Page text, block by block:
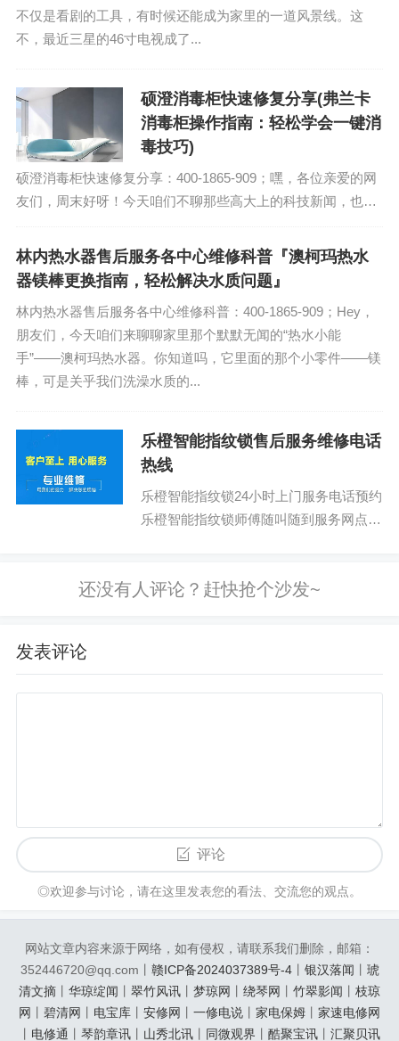
不仅是看剧的工具，有时候还能成为家里的一道风景线。这
不，最近三星的46寸电视成了...
硕澄消毒柜快速修复分享(弗兰卡
消毒柜操作指南：轻松学会一键消
毒技巧)
硕澄消毒柜快速修复分享：400-1865-909；嘿，各位亲爱的网
友们，周末好呀！今天咱们不聊那些高大上的科技新闻，也不
——弗兰卡消毒柜。你可能觉...
林内热水器售后服务各中心维修科普『澳柯玛热水
器镁棒更换指南，轻松解决水质问题』
林内热水器售后服务各中心维修科普：400-1865-909；Hey，
朋友们，今天咱们来聊聊家里那个默默无闻的“热水小能
手”——澳柯玛热水器。你知道吗，它里面的那个小零件——镁
棒，可是关乎我们洗澡水质的...
乐橙智能指纹锁售后服务维修电话
热线
乐橙智能指纹锁24小时上门服务电话预约
乐橙智能指纹锁师傅随叫随到服务网点：
发表评论
评论
◎欢迎参与讨论，请在这里发表您的看法、交流您的观点。
网站文章内容来源于网络，如有侵权，请联系我们删除，邮箱：
352446720@qq.com丨 赣ICP备2024037389号-4丨 银汉落闻 丨 琥
清文摘 丨 华琼绽闻 丨 翠竹风讯 丨 梦琼网 丨 绕琴网 丨 竹翠影闻 丨 枝琼
网 丨 碧清网 丨 电宝库 丨 安修网 丨 一修电说 丨 家电保姆 丨 家速电修网
丨 电修通 丨 琴韵章讯 丨 山秀北讯 丨 同微观界 丨 酷聚宝讯 丨 汇聚贝讯